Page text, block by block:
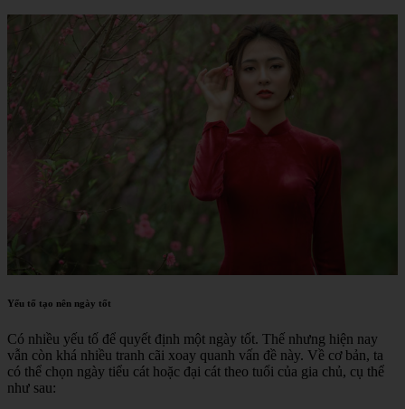
Yếu tố tạo nên ngày tốt
Có nhiều yếu tố để quyết định một ngày tốt. Thế nhưng hiện nay
vẫn còn khá nhiều tranh cãi xoay quanh vấn đề này. Về cơ bản, ta
có thể chọn ngày tiểu cát hoặc đại cát theo tuổi của gia chủ, cụ thể
như sau: